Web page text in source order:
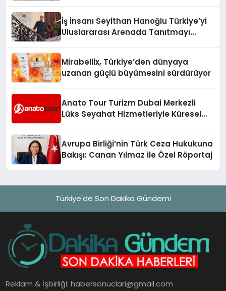
İş İnsanı Seyithan Hanoğlu Türkiye’yi
Uluslararası Arenada Tanıtmayı
Mirabellix, Türkiye’den dünyaya
uzanan güçlü büyümesini sürdürüyor
Anato Tour Turizm Dubai Merkezli
Lüks Seyahat Hizmetleriyle Küresel
Avrupa Birliği’nin Türk Ceza Hukukuna
Bakışı: Canan Yılmaz ile Özel Röportaj
Türkiye'de Son Dakika Gündemi
Reklam & İşbirliği:habersonuclari@gmail.com